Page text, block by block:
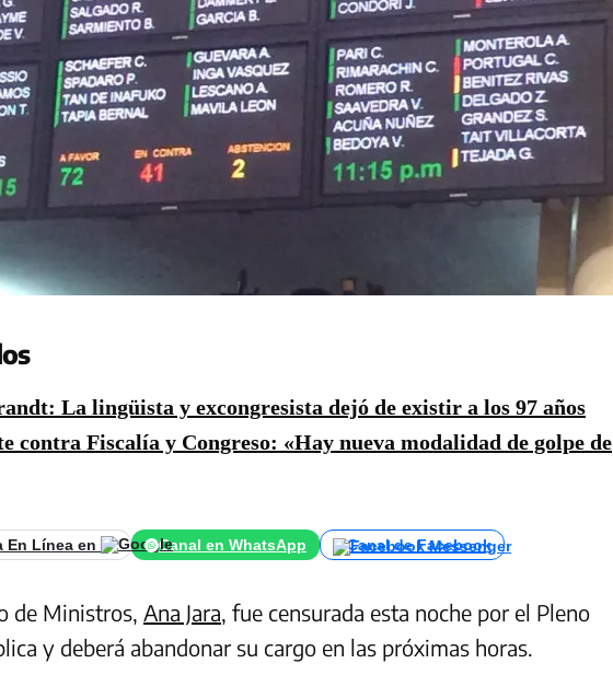
La lingüista y excongresista dejó de existir a los 97 años
contra Fiscalía y Congreso: «Hay nueva modalidad de golpe de
En Línea en Canal en WhatsApp Canal de Facebook
de Ministros, Ana Jara, fue censurada esta noche por el Pleno
y deberá abandonar su cargo en las próximas horas.